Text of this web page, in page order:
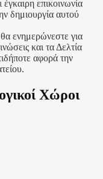
επικοινωνία
δημιουργία αυτού
ενημερώνεστε για
και τα Δελτία
αφορά την
Χώροι